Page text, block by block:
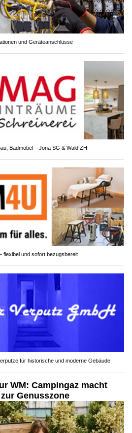
und Geräteanschlüsse
Badmöbel – Jona SG & Wald ZH
flexibel und sofort bezugsbereit
für historische und moderne Gebäude
WM: Campingaz macht
Genusszone